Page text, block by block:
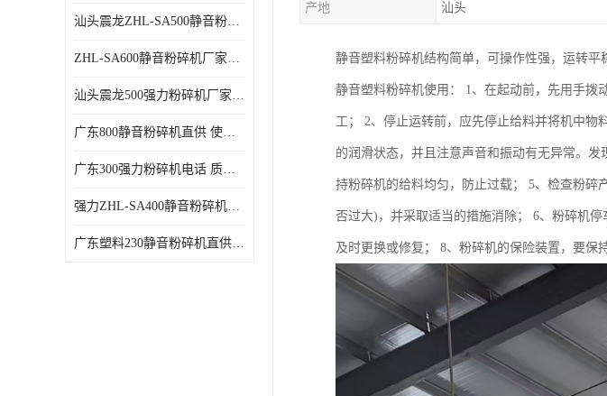
汕头震龙ZHL-SA500静音粉碎机多少钱一台
ZHL-SA600静音粉碎机厂家电话 质量可靠
汕头震龙500强力粉碎机厂家批发 噪音低
广东800静音粉碎机直供 使用寿命长
广东300强力粉碎机电话 质量可靠
强力ZHL-SA400静音粉碎机多少钱一台 密封防尘
广东塑料230静音粉碎机直供 使用寿命长
产地 汕头
静音塑料粉碎机结构简单，可操作性强，运转平
静音塑料粉碎机使用： 1、在起动前，先用手拨
工； 2、停止运转前，应先停止给料并将机中
的润滑状态，并且注意声音和振动有无异常。
持粉碎机的给料均匀，防止过载； 5、检查粉碎
否过大)，并采取适当的措施消除； 6、粉碎机
及时更换或修复； 8、粉碎机的保险装置，要保